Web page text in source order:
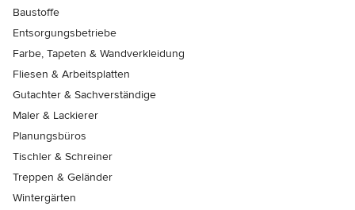
Baustoffe
Entsorgungsbetriebe
Farbe, Tapeten & Wandverkleidung
Fliesen & Arbeitsplatten
Gutachter & Sachverständige
Maler & Lackierer
Planungsbüros
Tischler & Schreiner
Treppen & Geländer
Wintergärten